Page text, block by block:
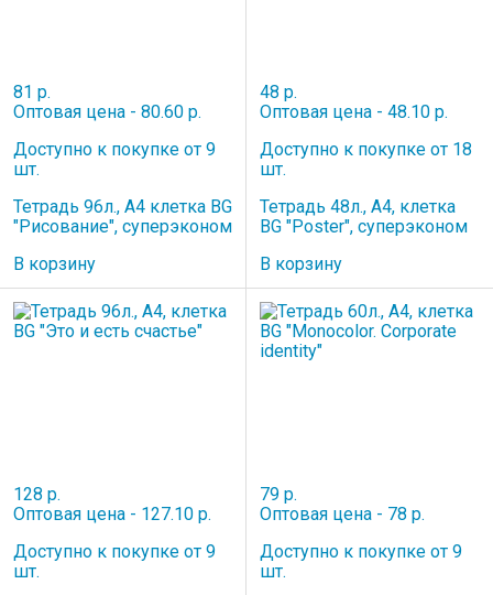
81 р.
Оптовая цена - 80.60 р.
Доступно к покупке от 9
шт.
Тетрадь 96л., А4 клетка BG
"Рисование", суперэконом
В корзину
48 р.
Оптовая цена - 48.10 р.
Доступно к покупке от 18
шт.
Тетрадь 48л., А4, клетка
BG "Poster", суперэконом
В корзину
128 р.
Оптовая цена - 127.10 р.
Доступно к покупке от 9
шт.
79 р.
Оптовая цена - 78 р.
Доступно к покупке от 9
шт.